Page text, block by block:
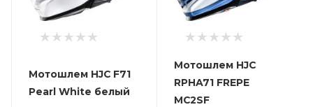
Мотошлем HJC F71
Pearl White белый
Мотошлем HJC
RPHA71 FREPE
MC2SF